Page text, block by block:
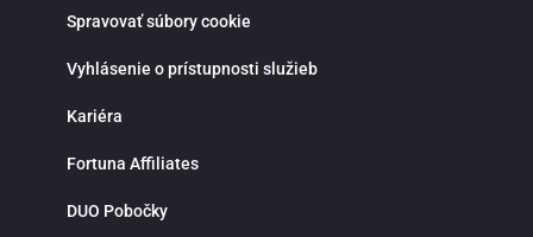
najnovších akciách, bonusoch a dôležitých zápasoch. Fortuna kladie dôraz na
zodpovedné hranie a ponúka možnosť nastavenia limitov na vklady, stávky
podpora prostredníctvom live chatu, ktorá ti rada pomôže rýchlo a
bohatou ponukou športových stávok, kvalitnými kurzmi a modernými
jednom mieste.
Spravovať súbory cookie
Vyhlásenie o prístupnosti služieb
Kariéra
Fortuna Affiliates
DUO Pobočky